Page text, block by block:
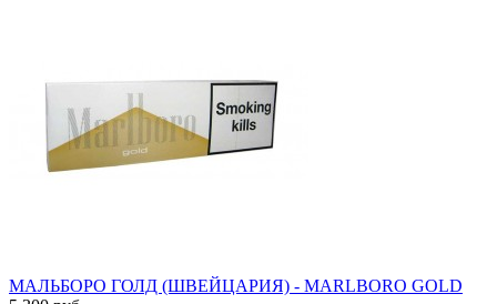
МАЛЬБОРО ГОЛД (ШВЕЙЦАРИЯ) - MARLBORO GOLD